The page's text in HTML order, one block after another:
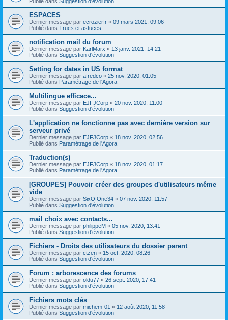
ESPACES
Dernier message par ecrozierfr « 09 mars 2021, 09:06
Publié dans Trucs et astuces
notification mail du forum
Dernier message par KarlMarx « 13 janv. 2021, 14:21
Publié dans Suggestion d'évolution
Setting for dates in US format
Dernier message par afredco « 25 nov. 2020, 01:05
Publié dans Paramétrage de l'Agora
Multilingue efficace...
Dernier message par EJFJCorp « 20 nov. 2020, 11:00
Publié dans Suggestion d'évolution
L'application ne fonctionne pas avec dernière version sur
serveur privé
Dernier message par EJFJCorp « 18 nov. 2020, 02:56
Publié dans Paramétrage de l'Agora
Traduction(s)
Dernier message par EJFJCorp « 18 nov. 2020, 01:17
Publié dans Paramétrage de l'Agora
[GROUPES] Pouvoir créer des groupes d'utilisateurs même
vide
Dernier message par SixOfOne34 « 07 nov. 2020, 11:57
Publié dans Suggestion d'évolution
mail choix avec contacts...
Dernier message par philippeM « 05 nov. 2020, 13:41
Publié dans Suggestion d'évolution
Fichiers - Droits des utilisateurs du dossier parent
Dernier message par ctzen « 15 oct. 2020, 08:26
Publié dans Suggestion d'évolution
Forum : arborescence des forums
Dernier message par oldu77 « 26 sept. 2020, 17:41
Publié dans Suggestion d'évolution
Fichiers mots clés
Dernier message par michem-01 « 12 août 2020, 11:58
Publié dans Suggestion d'évolution